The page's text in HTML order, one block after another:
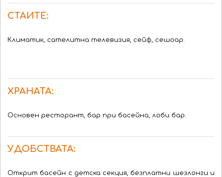
СТАИТЕ:
Климатик, сателитна телевизия, сейф, сешоар.
ХРАНАТА:
Основен ресторант, бар при басейна, лоби бар.
УДОБСТВАТА:
Открит басейн с детска секция, безплатни шезлонги и